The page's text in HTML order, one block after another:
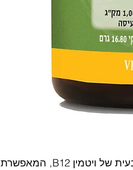
מתילקובלאמין - הצורה המתקדמת והטבעית של ויטמין B12, המאפשרת